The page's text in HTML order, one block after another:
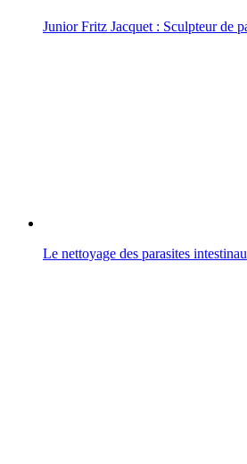
Junior Fritz Jacquet : Sculpteur de
Le nettoyage des parasites